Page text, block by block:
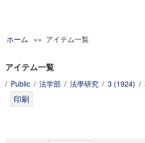
グローバルリサーチインスティテュ
科学研究費補助金研究成果報告書
慶應義塾大学グローバルCOEプロ
ホーム »» アイテム一覧
アイテム一覧
/ Public / 法学部 / 法學研究 / 3 (1924) /